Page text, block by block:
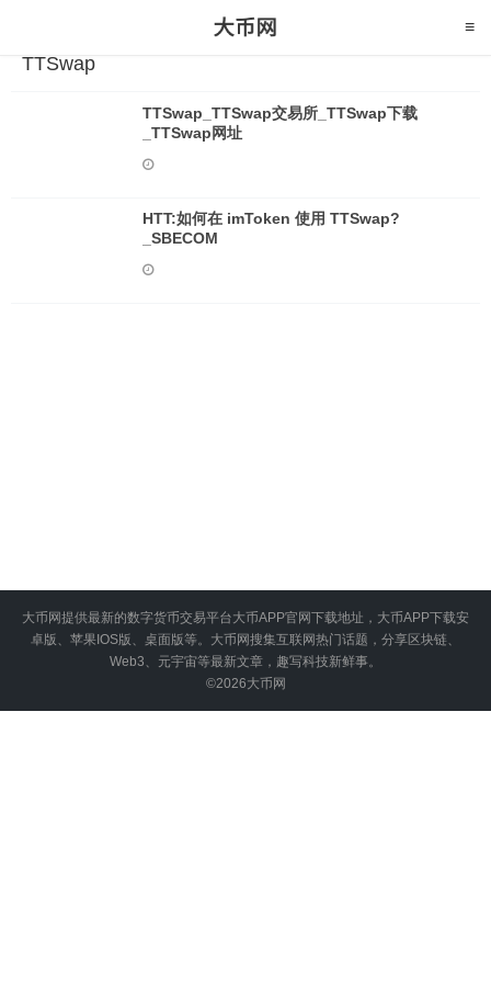
TTSwap
TTSwap_TTSwap交易所_TTSwap下载
_TTSwap网址
HTT:如何在 imToken 使用 TTSwap?
_SBECOM
大币网提供最新的数字货币交易平台大币APP官网下载地址，大币APP下载安
卓版、苹果IOS版、桌面版等。大币网搜集互联网热门话题，分享区块链、
Web3、元宇宙等最新文章，趣写科技新鲜事。
©2026大币网